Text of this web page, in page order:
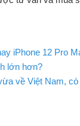
iPhone 12 Pro
lớn hơn?
về Việt Nam,